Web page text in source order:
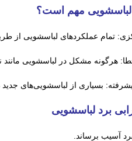
لباسشویی مهم است؟
تمام عملکردهای لباسشویی از
هرگونه مشکل در لباسشویی
بسیاری از لباسشویی‌های
برد لباسشویی
آسیب برساند.